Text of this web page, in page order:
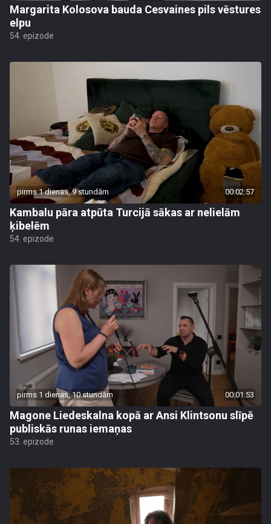
Margarita Kolosova bauda Cesvaines pils vēstures
elpu
54. epizode
pirms 1 dienas, 9 stundām 00:02:57
Kambalu pāra atpūta Turcijā sākas ar nelielām
ķibelēm
54. epizode
pirms 1 dienas, 10 stundām 00:01:53
Magone Liedeskalna kopā ar Ansi Klintsonu slīpē
publiskās runas iemaņas
53. epizode